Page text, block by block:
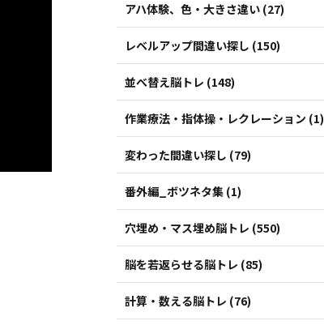
アハ体験、色・大きさ違い (27)
レベルアップ間違い探し (150)
並べ替え脳トレ (148)
作業療法・指体操・レクレーション (1)
変わった間違い探し (79)
番外編_ボツネタ集 (1)
穴埋め・マス埋め脳トレ (550)
脳を若返らせる脳トレ (85)
計算・数える脳トレ (76)